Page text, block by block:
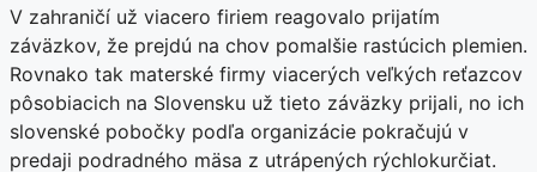
V zahraničí už viacero firiem reagovalo prijatím
záväzkov, že prejdú na chov pomalšie rastúcich plemien.
Rovnako tak materské firmy viacerých veľkých reťazcov
pôsobiacich na Slovensku už tieto záväzky prijali, no ich
slovenské pobočky podľa organizácie pokračujú v
predaji podradného mäsa z utrápených rýchlokurčiat.